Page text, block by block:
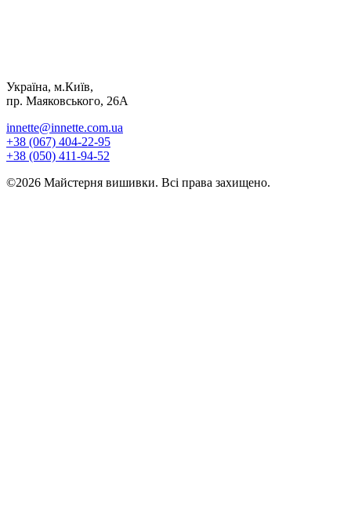
Україна, м.Київ,
пр. Маяковського, 26А
innette@innette.com.ua
+38 (067) 404-22-95
+38 (050) 411-94-52
©2026 Майстерня вишивки. Всі права захищено.